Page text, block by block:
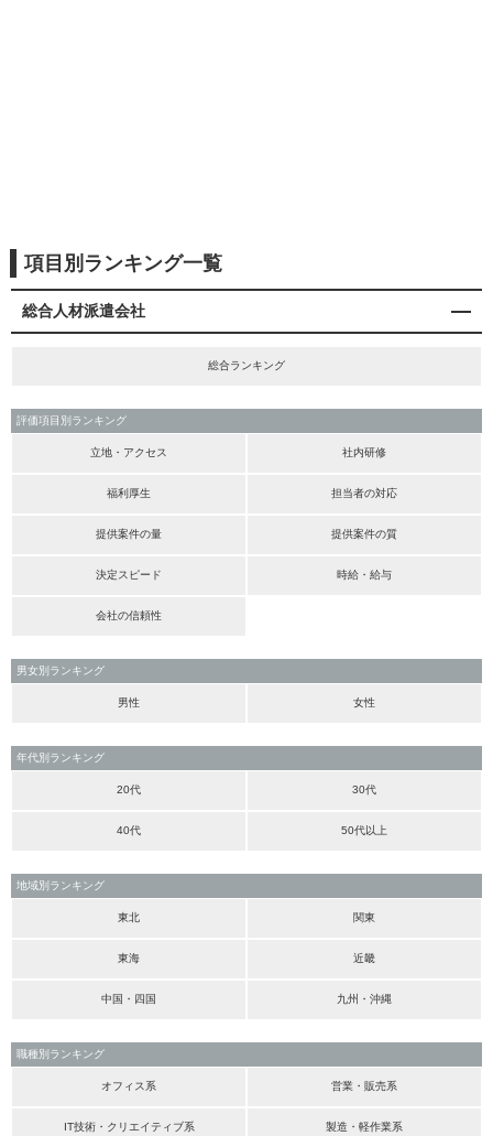
項目別ランキング一覧
総合人材派遣会社
総合ランキング
評価項目別ランキング
立地・アクセス 社内研修
福利厚生 担当者の対応
提供案件の量 提供案件の質
決定スピード 時給・給与
会社の信頼性
男女別ランキング
男性 女性
年代別ランキング
20代 30代
40代 50代以上
地域別ランキング
東北 関東
東海 近畿
中国・四国 九州・沖縄
職種別ランキング
オフィス系 営業・販売系
IT技術・クリエイティブ系 製造・軽作業系